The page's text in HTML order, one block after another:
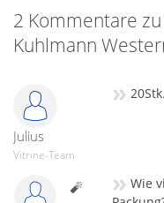
2 Kommentare
Kuhlmann
Julius
Vitrine-Team
» 20Stk.
🧨 » Wie